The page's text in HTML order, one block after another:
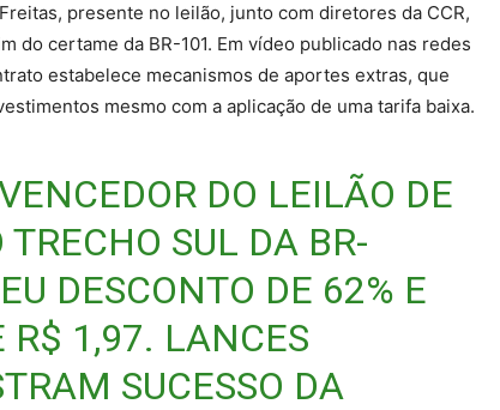
presente no leilão, junto com diretores da CCR,
do certame da BR-101. Em vídeo publicado nas redes
estabelece mecanismos de aportes extras, que
mesmo com a aplicação de uma tarifa baixa.
DO LEILÃO DE
TRECHO SUL DA BR-
DESCONTO DE 62% E
R$ 1,97. LANCES
SUCESSO DA